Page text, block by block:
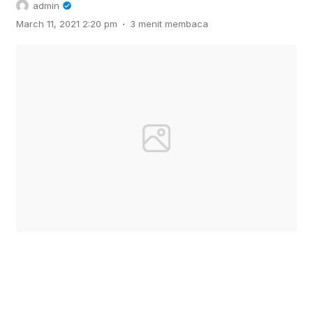
admin
March 11, 2021 2:20 pm . 3 menit membaca